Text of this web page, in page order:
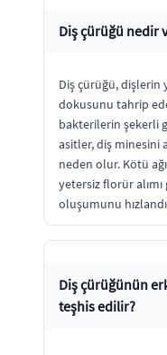
Diş çürüğü nedir
Diş çürüğü, dişlerin
dokusunu tahrip
bakterilerin şekerli
asitler, diş minesini
neden olur. Kötü
yetersiz florür
oluşumunu
Diş çürüğünün
teşhis edilir?